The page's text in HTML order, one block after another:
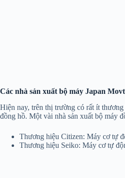
Các nhà sản xuất bộ máy Japan
Hiện nay, trên thị trường có rất ít
đồng hồ. Một vài nhà sản xuất bộ máy
Thương hiệu Citizen: Máy cơ tự
Thương hiệu Seiko: Máy cơ tự